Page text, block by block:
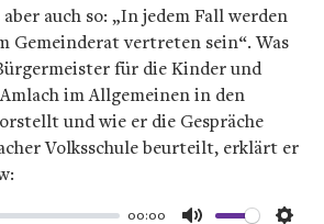
auch so: „In jedem Fall werden
Gemeinderat vertreten sein“. Was
für die Kinder und
im Allgemeinen in den
und wie er die Gespräche
Volksschule beurteilt, erklärt er
00:00